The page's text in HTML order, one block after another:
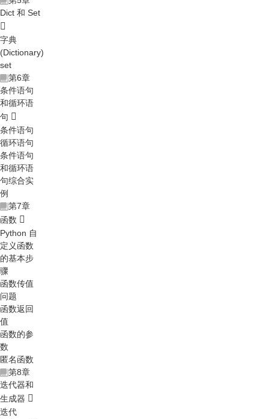
Dict 和 Set
字典
(Dictionary)
set
第6章
条件语句
和循环语
句
条件语句
循环语句
条件语句
和循环语
句综合实
例
第7章
函数
Python 自
定义函数
的基本步
骤
函数传值
问题
函数返回
值
函数的参
数
匿名函数
第8章
迭代器和
生成器
迭代